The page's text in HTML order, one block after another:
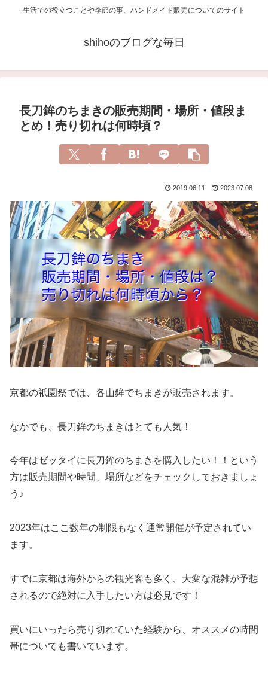
生活での役立つことや季節の事、ハンドメイド販売についてのサイト
shihoのブログな毎日
長刀鉾のちまきの販売期間・場所・値段ま
とめ！売り切れは何時頃？
2019.06.11 2023.07.08
京都の祇園祭では、各山鉾でちまきが販売されます。
なかでも、長刀鉾のちまきはとても人気！
今年はゼッタイに長刀鉾のちまきを購入したい！！という
方は販売期間や時間、場所などをチェックしておきましょ
う♪
2023年はここ数年の制限もなく通常開催が予定されてい
ます。
すでに京都は海外からの観光客も多く、大変な混雑が予想
されるので絶対に入手したい方は必見です！
買いにいったら売り切れていた経験から、 オススメの時間
帯についても書いています。